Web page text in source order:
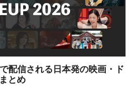
配信される日本発の映画・ド
とめ